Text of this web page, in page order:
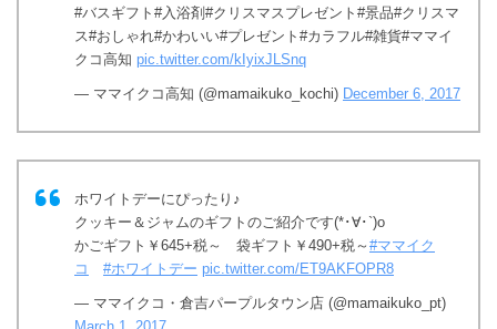
#バスギフト#入浴剤#クリスマスプレゼント#景品#クリスマ
ス#おしゃれ#かわいい#プレゼント#カラフル#雑貨#ママイ
クコ高知 pic.twitter.com/kIyixJLSnq
— ママイクコ高知 (@mamaikuko_kochi) December 6, 2017
ホワイトデーにぴったり♪
クッキー＆ジャムのギフトのご紹介です(*･∀･`)o
かごギフト￥645+税～ 袋ギフト￥490+税～ #ママイク
コ
#ホワイトデー pic.twitter.com/ET9AKFOPR8
— ママイクコ・倉吉パープルタウン店 (@mamaikuko_pt)